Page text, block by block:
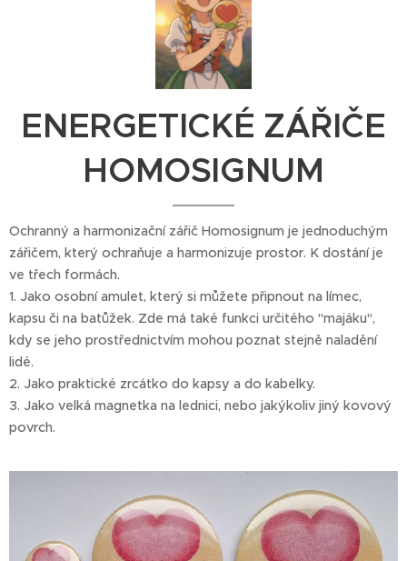
ENERGETICKÉ ZÁŘIČE
HOMOSIGNUM
Ochranný a harmonizační zářič Homosignum je jednoduchým
zářičem, který ochraňuje a harmonizuje prostor. K dostání je
ve třech formách.
1. Jako osobní amulet, který si můžete připnout na límec,
kapsu či na batůžek. Zde má také funkci určitého "majáku",
kdy se jeho prostřednictvím mohou poznat stejně naladění
lidé.
2. Jako praktické zrcátko do kapsy a do kabelky.
3. Jako velká magnetka na lednici, nebo jakýkoliv jiný kovový
povrch.